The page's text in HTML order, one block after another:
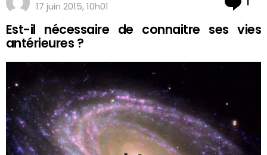
17 juin 2015, 10h01
Est-il nécessaire de connaitre ses vies
antérieures ?